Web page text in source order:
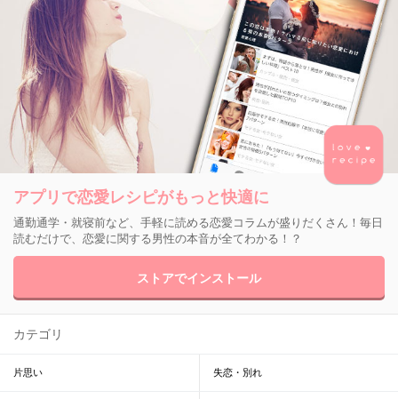
アプリで恋愛レシピがもっと快適に
通勤通学・就寝前など、手軽に読める恋愛コラムが盛りだくさん！毎日
読むだけで、恋愛に関する男性の本音が全てわかる！？
ストアでインストール
カテゴリ
片思い 失恋・別れ